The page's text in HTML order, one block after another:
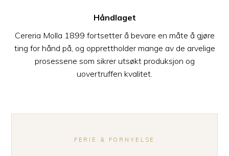
Håndlaget
Cereria Molla 1899 fortsetter å bevare en måte å gjøre
ting for hånd på, og opprettholder mange av de arvelige
prosessene som sikrer utsøkt produksjon og
uovertruffen kvalitet.
FERIE & FORNYELSE